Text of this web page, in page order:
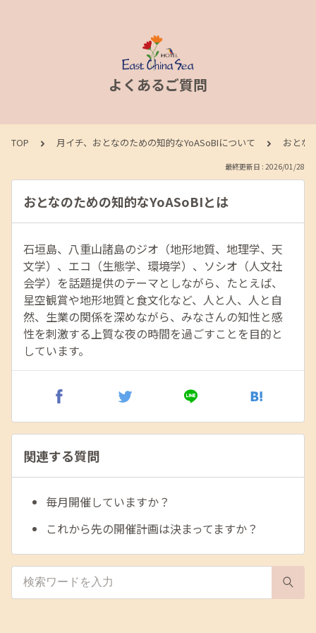
よくあるご質問
TOP 月イチ、おとなのための知的なYoASoBIについて おとな
最終更新日 : 2026/01/28
おとなのための知的なYoASoBIとは
石垣島、八重山諸島のジオ（地形地質、地理学、天
文学）、エコ（生態学、環境学）、ソシオ（人文社
会学）を話題提供のテーマとしながら、たとえば、
星空観賞や地形地質と食文化など、人と人、人と自
然、生業の関係を深めながら、みなさんの知性と感
性を刺激する上質な夜の時間を過ごすことを目的と
しています。
関連する質問
毎月開催していますか？
これから先の開催計画は決まってますか？